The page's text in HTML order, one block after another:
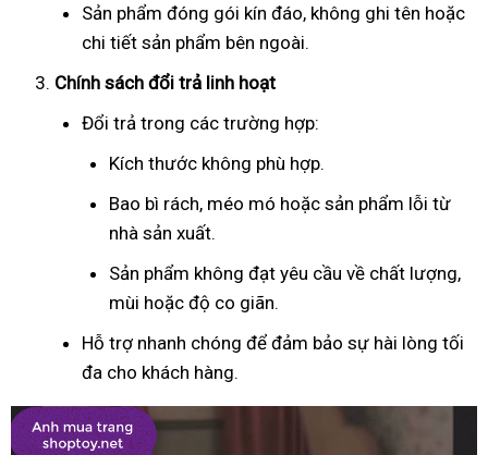
Sản phẩm đóng gói kín đáo, không ghi tên hoặc
chi tiết sản phẩm bên ngoài.
Chính sách đổi trả linh hoạt
Đổi trả trong các trường hợp:
Kích thước không phù hợp.
Bao bì rách, méo mó hoặc sản phẩm lỗi từ
nhà sản xuất.
Sản phẩm không đạt yêu cầu về chất lượng,
mùi hoặc độ co giãn.
Hỗ trợ nhanh chóng để đảm bảo sự hài lòng tối
đa cho khách hàng.